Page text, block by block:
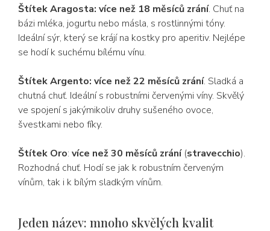
Štítek Aragosta: více než 18 měsíců zrání. Chuť na
bázi mléka, jogurtu nebo másla, s rostlinnými tóny.
Ideální sýr, který se krájí na kostky pro aperitiv. Nejlépe
se hodí k suchému bílému vínu.
Štítek Argento: více než 22 měsíců zrání. Sladká a
chutná chuť. Ideální s robustními červenými víny. Skvělý
ve spojení s jakýmikoliv druhy sušeného ovoce,
švestkami nebo fíky.
Štítek Oro: více než 30 měsíců zrání(stravecchio).
Rozhodná chuť. Hodí se jak k robustním červeným
vínům, tak i k bílým sladkým vínům.
Jeden název: mnoho skvělých kvalit